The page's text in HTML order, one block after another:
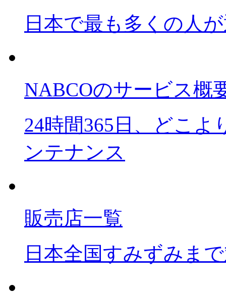
日本で最も多くの人
NABCOのサービス概
24時間365日、どこ
ンテナンス
販売店一覧
日本全国すみずみま